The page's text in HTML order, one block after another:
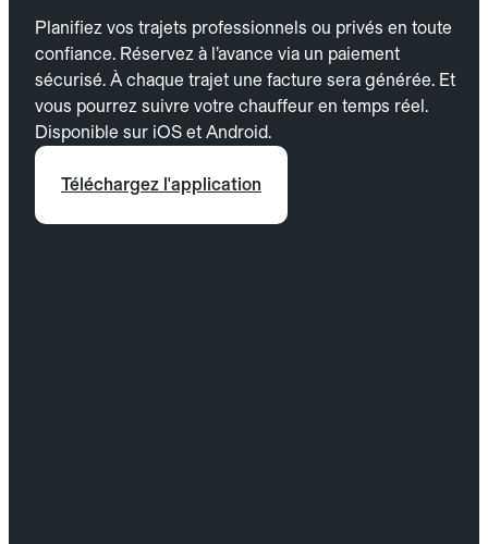
Planifiez vos trajets professionnels ou privés en toute
confiance. Réservez à l’avance via un paiement
sécurisé. À chaque trajet une facture sera générée. Et
vous pourrez suivre votre chauffeur en temps réel.
Disponible sur iOS et Android.
Téléchargez l'application